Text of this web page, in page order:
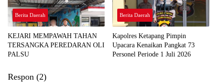
Berita Daerah
KEJARI MEMPAWAH TAHAN
TERSANGKA PEREDARAN OLI
PALSU
Berita Daerah
Kapolres Ketapang Pimpin
Upacara Kenaikan Pangkat 73
Personel Periode 1 Juli 2026
Respon (2)